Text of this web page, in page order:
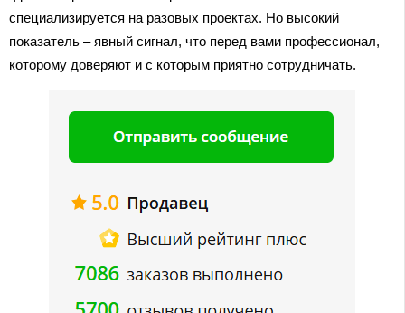
специализируется на разовых проектах. Но высокий
показатель – явный сигнал, что перед вами профессионал,
которому доверяют и с которым приятно сотрудничать.